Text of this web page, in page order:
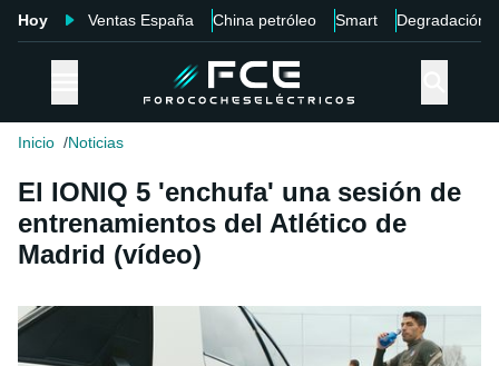
Hoy Ventas España China petróleo Smart Degradación
Inicio Noticias
El IONIQ 5 'enchufa' una sesión de
entrenamientos del Atlético de
Madrid (vídeo)